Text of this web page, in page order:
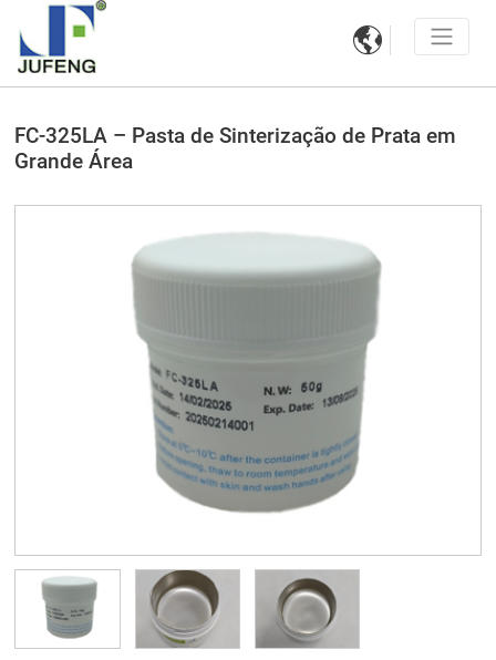

FC-325LA – Pasta de Sinterização de Prata em
Grande Área